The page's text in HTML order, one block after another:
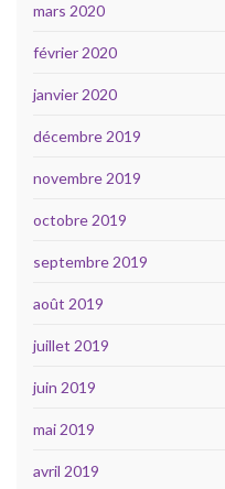
mars 2020
février 2020
janvier 2020
décembre 2019
novembre 2019
octobre 2019
septembre 2019
août 2019
juillet 2019
juin 2019
mai 2019
avril 2019